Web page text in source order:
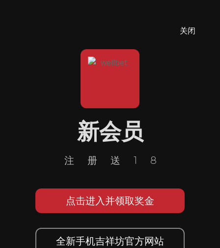
关闭
新会员
注册送18
点击进入并领取奖金
全新手机吉祥坊官方网站